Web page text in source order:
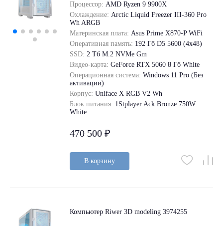
Процессор: AMD Ryzen 9 9900X
Охлаждение: Arctic Liquid Freezer III-360 Pro
Wh ARGB
Материнская плата: Asus Prime X870-P WiFi
Оперативная память: 192 Гб D5 5600 (4х48)
SSD: 2 Tб M.2 NVMe Gm
Видео-карта: GeForce RTX 5060 8 Гб White
Операционная система: Windows 11 Pro (Без
активации)
Корпус: Uniface X RGB V2 Wh
Блок питания: 1Stplayer Ack Bronze 750W
White
470 500 ₽
В корзину
Компьютер Riwer 3D modeling 3974255